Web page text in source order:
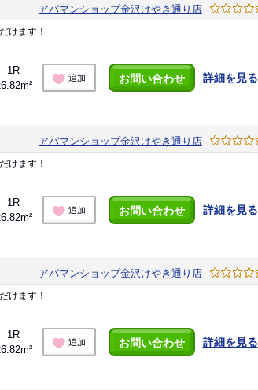
アパマンショップ金沢けやき通り店
けます！
1R
追加 お問い合わせ 詳細を見る
アパマンショップ金沢けやき通り店
けます！
1R
追加 お問い合わせ 詳細を見る
アパマンショップ金沢けやき通り店
けます！
1R
追加 お問い合わせ 詳細を見る